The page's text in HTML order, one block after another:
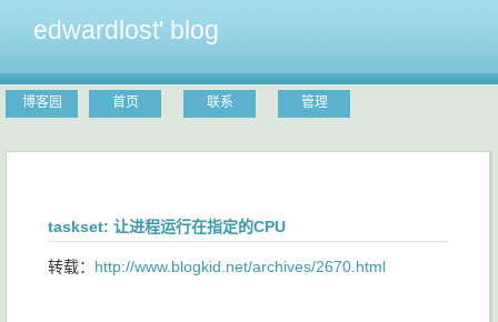
edwardlost' blog
博客园 首页 联系 管理
taskset: 让进程运行在指定的CPU
转载： http://www.blogkid.net/archives/2670.html